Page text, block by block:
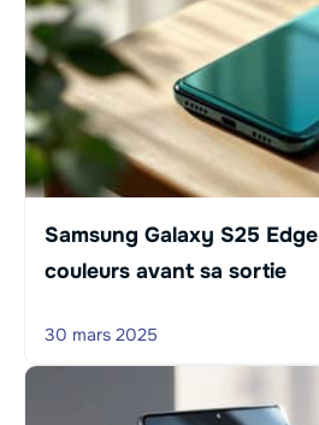
Samsung Galaxy S25
couleurs avant sa sortie
30 mars 2025